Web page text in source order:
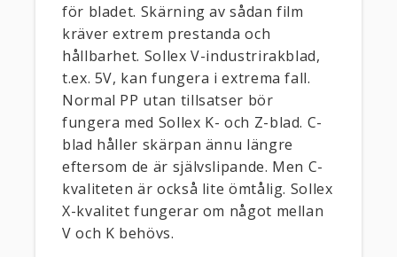
för bladet. Skärning av sådan film
kräver extrem prestanda och
hållbarhet. Sollex V-industrirakblad,
t.ex. 5V, kan fungera i extrema fall.
Normal PP utan tillsatser bör
fungera med Sollex K- och Z-blad. C-
blad håller skärpan ännu längre
eftersom de är självslipande. Men C-
kvaliteten är också lite ömtålig. Sollex
X-kvalitet fungerar om något mellan
V och K behövs.